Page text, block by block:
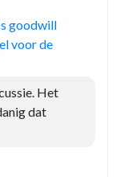
goodwill
voor de
Het
dat